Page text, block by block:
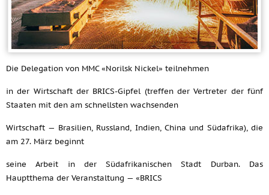
Die Delegation von MMC «Norilsk Nickel» teilnehmen
in der Wirtschaft der BRICS-Gipfel (treffen der Vertreter der fünf
Staaten mit den am schnellsten wachsenden
Wirtschaft — Brasilien, Russland, Indien, China und Südafrika), die
am 27. März beginnt
seine Arbeit in der Südafrikanischen Stadt Durban. Das
Hauptthema der Veranstaltung — «BRICS